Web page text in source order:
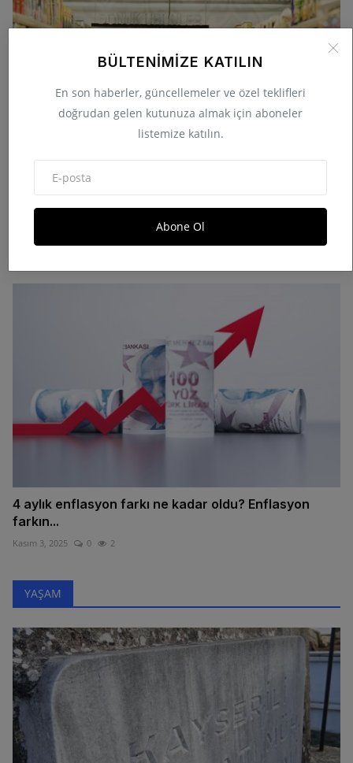
BÜLTENIMIZE KATILIN
En son haberler, güncellemeler ve özel teklifleri
doğrudan gelen kutunuza almak için aboneler
listemize katılın.
Abone Ol
Enflasyon verileri ne oldu, yüzde kaç? (2025 TÜİK
4 aylık enflasyon farkı ne kadar oldu? Enflasyon
farkın...
Kasım 3, 2025 0 2
YAŞAM